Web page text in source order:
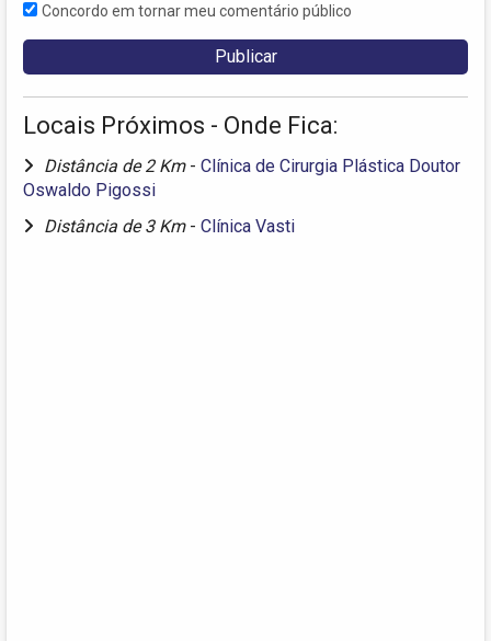
Concordo em tornar meu comentário público
Locais Próximos - Onde Fica:
Distância de 2 Km - Clínica de Cirurgia Plástica Doutor
Oswaldo Pigossi
Distância de 3 Km - Clínica Vasti